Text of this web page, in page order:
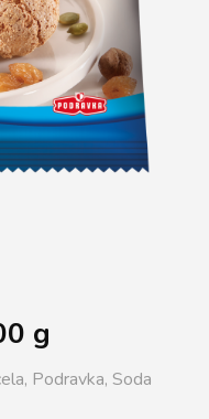
g
Podravka, Soda